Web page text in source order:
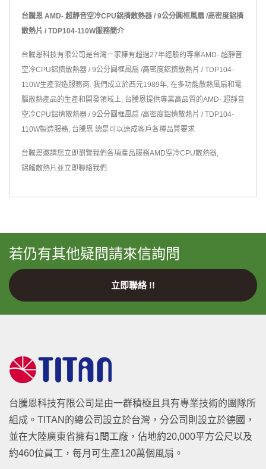
台騰恩 AMD- 超靜音空冷CPU鋁擠散熱器 / 9公分圓框風扇 /高密度鋁擠
散熱片 / TDP104-110W服務簡介
台騰恩科技有限公司是台灣一家擁有超過27年經驗的專業AMD- 超靜音
空冷CPU鋁擠散熱器 / 9公分圓框風扇 /高密度鋁擠散熱片 / TDP104-
110W生產製造服務商. 我們成立於西元1989年, 在多功能散熱風扇和電
腦散熱產品的生產和開發領域上, 台騰恩提供專業高品質的AMD- 超靜音
空冷CPU鋁擠散熱器 / 9公分圓框風扇 /高密度鋁擠散熱片 / TDP104-
110W製造服務, 台騰恩 總是可以達成客戶各種品質要求
台騰恩邀請您立即瀏覽我們各項產品服務AMD空冷CPU散熱器
鋁鰭散熱片 並立即聯絡我們
若仍有其他疑問請來信詢問
立即聯絡 !!
台騰恩科技有限公司是由一群積極且具有專業技術的團隊所
組成。TITAN的總公司設立於台灣，分公司則設立於德國，
並在大陸廣東省擁有1間工廠，佔地約20,000平方公尺以及
約460位員工，每月可生產120萬個風扇。